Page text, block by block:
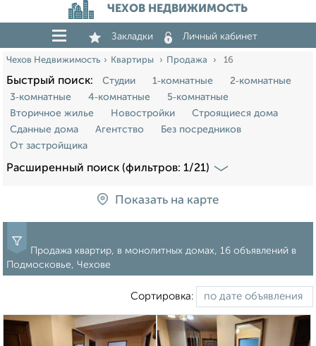
ЧЕХОВ НЕДВИЖИМОСТЬ
Закладки Личный кабинет
Чехов Недвижимость Квартиры Продажа 16
Быстрый поиск: Студии 1‑комнатные
2‑комнатные
3‑комнатные
4‑комнатные
5‑комнатные
Вторичное жилье
Новостройки
Строящиеся дома
Сданные дома
Агентство
Без посредников
От застройщика
Расширенный поиск (фильтров: 1/21)
Показать на карте
Продажа квартир, в монолитных домах, 16 объявлений в
Подмосковье, Чехове
Сортировка: